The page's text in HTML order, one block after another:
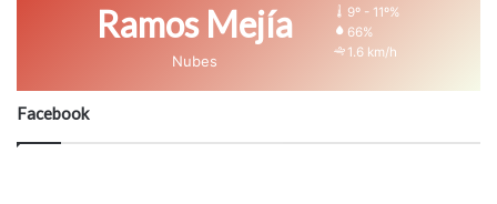
Ramos Mejía
Nubes
9º - 11º%
66%
1.6 km/h
Facebook